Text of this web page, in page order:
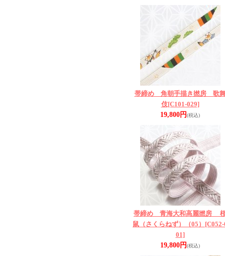
帯締め 角朝手描き撚房 歌
伎[C101-029]
19,800円(税込)
帯締め 青海大和高麗撚房
鼠（さくらねず）（05）
01]
19,800円(税込)